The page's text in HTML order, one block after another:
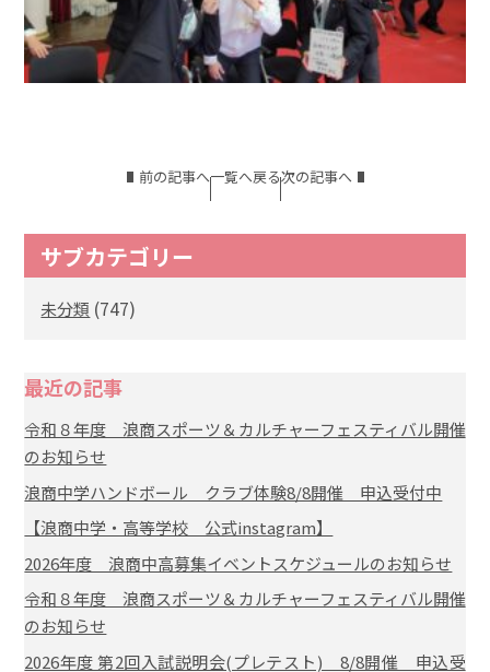
前の記事へ一覧へ戻る次の記事へ
サブカテゴリー
未分類 (747)
最近の記事
令和８年度 浪商スポーツ＆カルチャーフェスティバル開催
のお知らせ
浪商中学ハンドボール クラブ体験8/8開催 申込受付中
【浪商中学・高等学校 公式instagram】
2026年度 浪商中高募集イベントスケジュールのお知らせ
令和８年度 浪商スポーツ＆カルチャーフェスティバル開催
のお知らせ
2026年度 第2回入試説明会(プレテスト) 8/8開催 申込受